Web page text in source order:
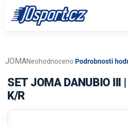
obsah
Průměrné
produktu
Neohodnoceno Podrobnosti
JOMA
SET JOMA DANUBIO III |
K/R